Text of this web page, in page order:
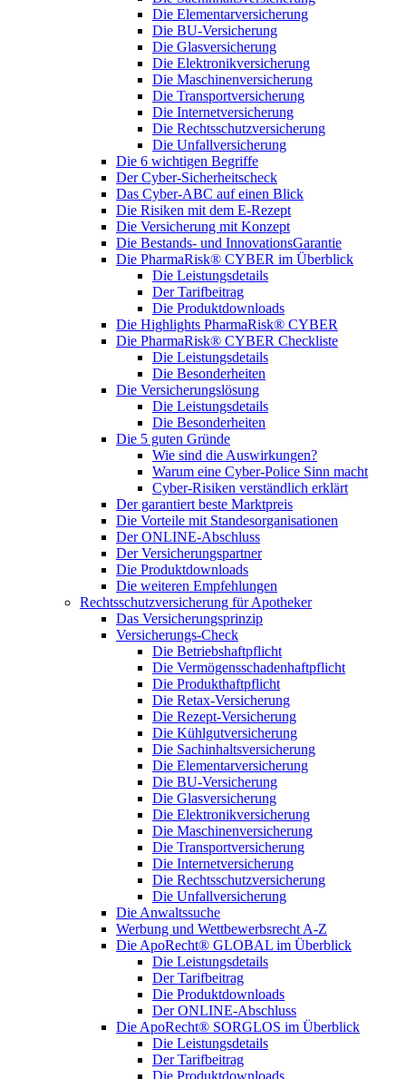
Die Elementarversicherung
Die BU-Versicherung
Die Glasversicherung
Die Elektronikversicherung
Die Maschinenversicherung
Die Transportversicherung
Die Internetversicherung
Die Rechtsschutzversicherung
Die Unfallversicherung
Die 6 wichtigen Begriffe
Der Cyber-Sicher­heits­check
Das Cyber-ABC auf einen Blick
Die Risiken mit dem E-Rezept
Die Versicherung mit Konzept
Die Bestands- und InnovationsGarantie
Die PharmaRisk® CYBER im Überblick
Die Leistungsdetails
Der Tarifbeitrag
Die Produktdownloads
Die Highlights PharmaRisk® CYBER
Die PharmaRisk® CYBER Checkliste
Die Leistungsdetails
Die Besonderheiten
Die Versicherungslösung
Die Leistungsdetails
Die Besonderheiten
Die 5 guten Gründe
Wie sind die Auswirkungen?
Warum eine Cyber-Police Sinn macht
Cyber-Risiken verständlich erklärt
Der garantiert beste Marktpreis
Die Vorteile mit Standesorganisationen
Der ONLINE-Abschluss
Der Versicherungspartner
Die Produktdownloads
Die weiteren Empfehlungen
Rechtsschutzversicherung für Apotheker
Das Versicherungsprinzip
Versicherungs-Check
Die Betriebshaftpflicht
Die Vermögensschadenhaftpflicht
Die Produkthaftpflicht
Die Retax-Versicherung
Die Rezept-Versicherung
Die Kühlgutversicherung
Die Sachinhaltsversicherung
Die Elementarversicherung
Die BU-Versicherung
Die Glasversicherung
Die Elektronikversicherung
Die Maschinenversicherung
Die Transportversicherung
Die Internetversicherung
Die Rechtsschutzversicherung
Die Unfallversicherung
Die Anwaltssuche
Werbung und Wettbewerbsrecht A-Z
Die ApoRecht® GLOBAL im Überblick
Die Leistungsdetails
Der Tarifbeitrag
Die Produktdownloads
Der ONLINE-Abschluss
Die ApoRecht® SORGLOS im Überblick
Die Leistungsdetails
Der Tarifbeitrag
Die Produktdownloads